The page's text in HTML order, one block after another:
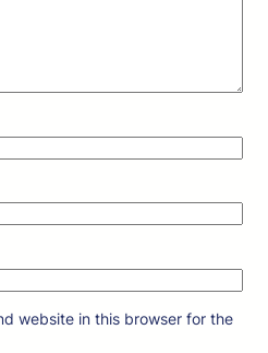
website in this browser for the